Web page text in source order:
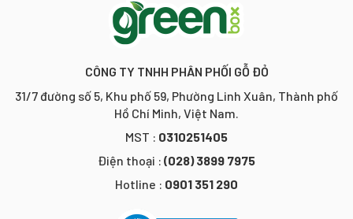
CÔNG TY TNHH PHÂN PHỐI GỖ ĐỎ
31/7 đường số 5, Khu phố 59, Phường Linh Xuân, Thành phố
Hồ Chí Minh, Việt Nam.
MST : 0310251405
Điện thoại : (028) 3899 7975
Hotline : 0901 351 290